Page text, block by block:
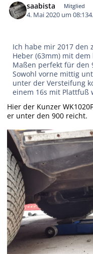
saabista Mitglied
4. Mai 2020 um 08:13
Ich habe mir 2017 den
Heber (63mm) mit
Maßen perfekt für den
Sowohl vorne mittig
unter der Versteifung
einem 16s mit Plattfuß
Hier der Kunzer
er unter den 900 reicht.